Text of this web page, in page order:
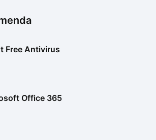
Free Antivirus
Office 365